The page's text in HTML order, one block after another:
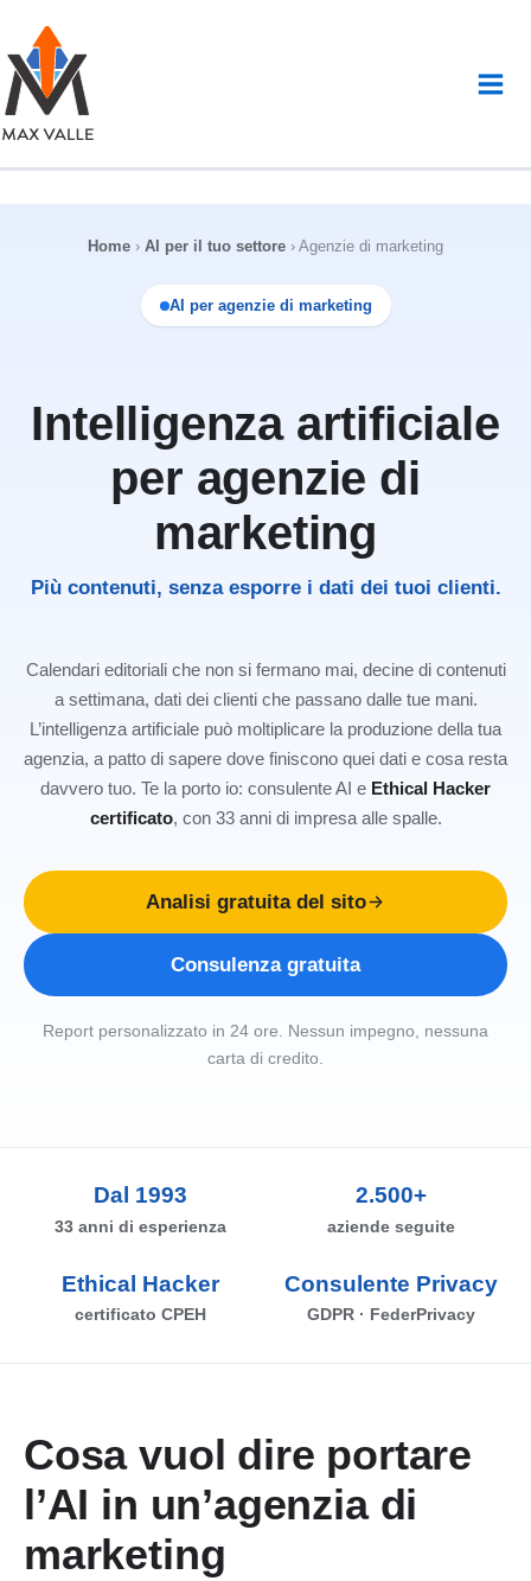
contenuto
Home › AI per il tuo settore › Agenzie di marketing
AI per agenzie di marketing
Intelligenza artificiale
per agenzie di
marketing
Più contenuti, senza esporre i dati dei tuoi clienti.
Calendari editoriali che non si fermano mai, decine di contenuti
a settimana, dati dei clienti che passano dalle tue mani.
L’intelligenza artificiale può moltiplicare la produzione della tua
agenzia, a patto di sapere dove finiscono quei dati e cosa resta
davvero tuo. Te la porto io: consulente AI e Ethical Hacker
certificato, con 33 anni di impresa alle spalle.
Analisi gratuita del sito
Consulenza gratuita
Report personalizzato in 24 ore. Nessun impegno, nessuna
carta di credito.
Dal 1993
33 anni di esperienza
2.500+
aziende seguite
Ethical Hacker
certificato CPEH
Consulente Privacy
GDPR · FederPrivacy
Cosa vuol dire portare
l’AI in un’agenzia di
marketing